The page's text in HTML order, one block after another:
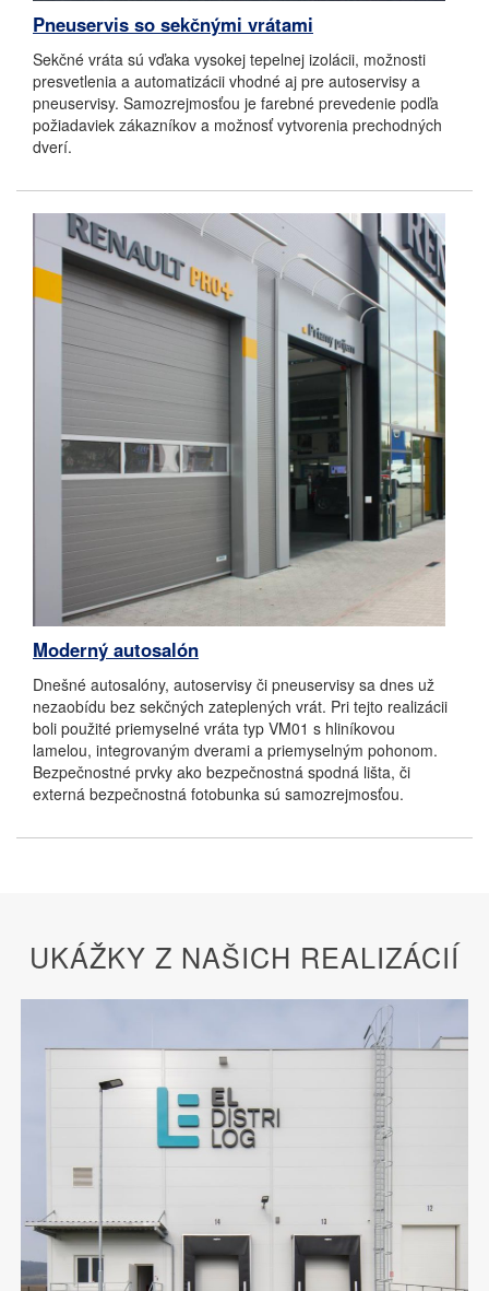
Pneuservis so sekčnými vrátami
Sekčné vráta sú vďaka vysokej tepelnej izolácii, možnosti
presvetlenia a automatizácii vhodné aj pre autoservisy a
pneuservisy. Samozrejmosťou je farebné prevedenie podľa
požiadaviek zákazníkov a možnosť vytvorenia prechodných
dverí.
Moderný autosalón
Dnešné autosalóny, autoservisy či pneuservisy sa dnes už
nezaobídu bez sekčných zateplených vrát. Pri tejto realizácii
boli použité priemyselné vráta typ VM01 s hliníkovou
lamelou, integrovaným dverami a priemyselným pohonom.
Bezpečnostné prvky ako bezpečnostná spodná lišta, či
externá bezpečnostná fotobunka sú samozrejmosťou.
UKÁŽKY Z NAŠICH REALIZÁCIÍ